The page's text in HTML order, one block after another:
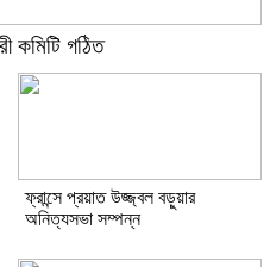
কমিটি গঠিত
ফ্রান্সে প্রয়াত উজ্জ্বল বড়ুয়ার
অনিত্যসভা সম্পন্ন